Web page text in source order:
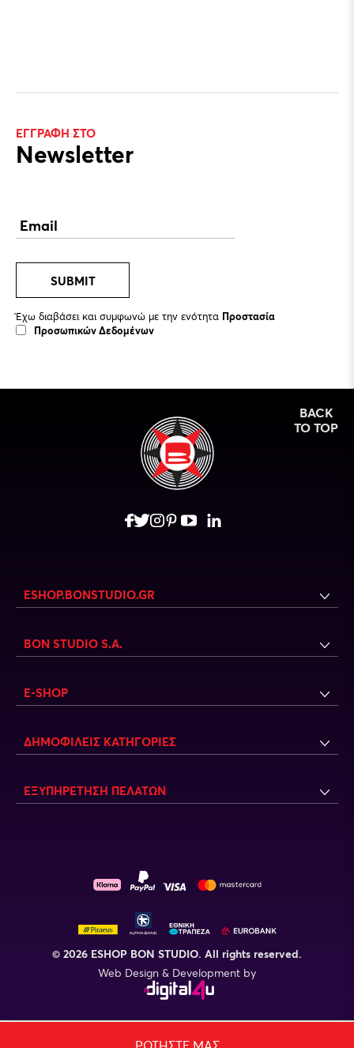
ΕΓΓΡΑΦΗ ΣΤΟ
Newsletter
SUBMIT
Έχω διαβάσει και συμφωνώ με την ενότητα Προστασία
Προσωπικών Δεδομένων
BACK
TO TOP
ESHOP.BONSTUDIO.GR
BON STUDIO S.A.
E-SHOP
ΔΗΜΟΦΙΛΕΙΣ ΚΑΤΗΓΟΡΙΕΣ
ΕΞΥΠΗΡΕΤΗΣΗ ΠΕΛΑΤΩΝ
© 2026 ESHOP BON STUDIO. All rights reserved.
Web Design & Development by